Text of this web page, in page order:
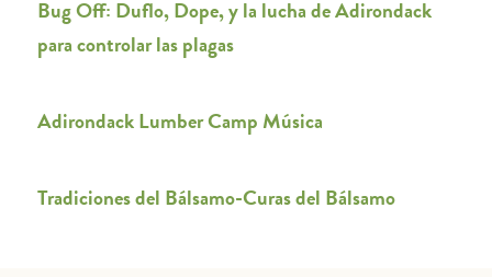
Bug Off: Duflo, Dope, y la lucha de Adirondack
para controlar las plagas
Adirondack Lumber Camp Música
Tradiciones del Bálsamo-Curas del Bálsamo